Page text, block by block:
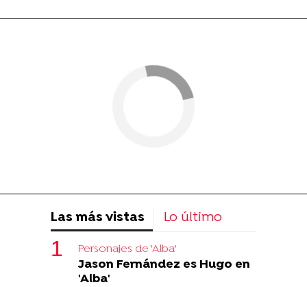
Las más vistas Lo último
Personajes de 'Alba'
Jason Fernández es Hugo en
'Alba'